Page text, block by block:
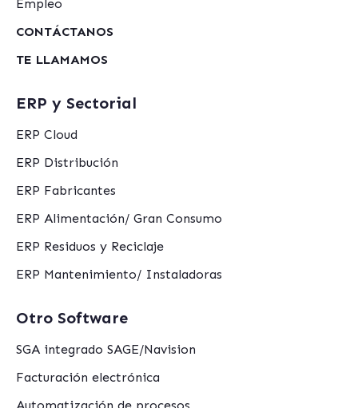
Empleo
CONTÁCTANOS
TE LLAMAMOS
ERP y Sectorial
ERP Cloud
ERP Distribución
ERP Fabricantes
ERP Alimentación/ Gran Consumo
ERP Residuos y Reciclaje
ERP Mantenimiento/ Instaladoras
Otro Software
SGA integrado SAGE/Navision
Facturación electrónica